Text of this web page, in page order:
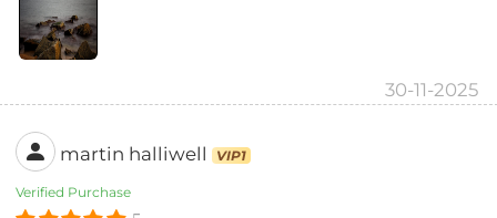
30-11-2025
martin halliwell VIP1
Verified Purchase